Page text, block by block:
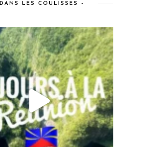
LES COULISSES –